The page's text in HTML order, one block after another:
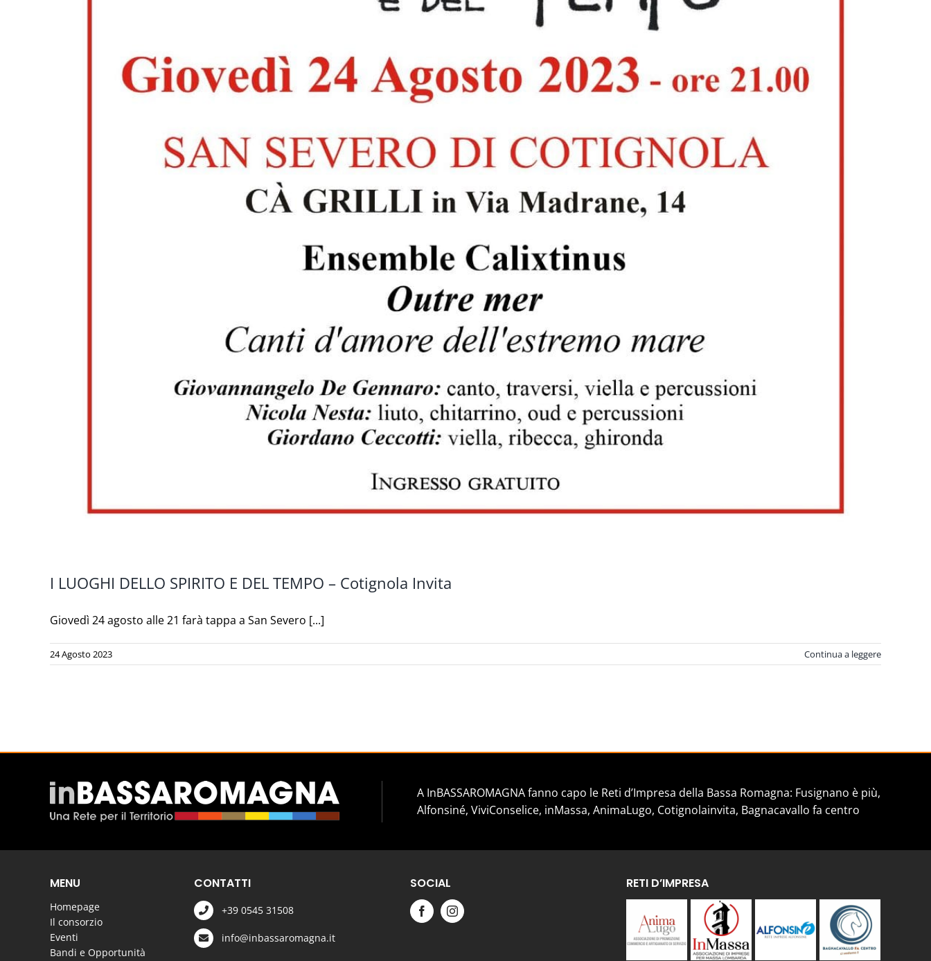
I LUOGHI DELLO SPIRITO E DEL TEMPO – Cotignola Invita
Giovedì 24 agosto alle 21 farà tappa a San Severo [...]
24 Agosto 2023 Continua a leggere
A InBASSAROMAGNA fanno capo le Reti d’Impresa della Bassa Romagna: Fusignano è più,
Alfonsiné, ViviConselice, inMassa, AnimaLugo, Cotignolainvita, Bagnacavallo fa centro
MENU
Homepage
Il consorzio
Eventi
Bandi e Opportunità
CONTATTI
+39 0545 31508
info@inbassaromagna.it
SOCIAL RETI D’IMPRESA